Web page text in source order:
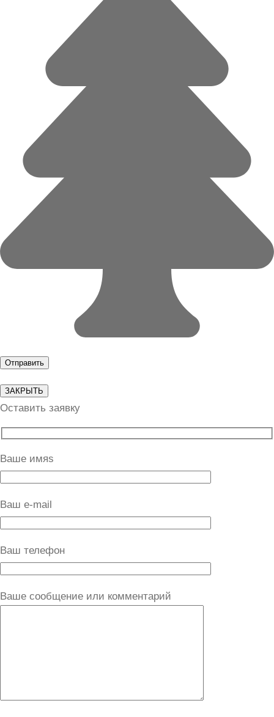
ЗАКРЫТЬ
Оставить заявку
Ваше имяs
Ваш e-mail
Ваш телефон
Ваше сообщение или комментарий